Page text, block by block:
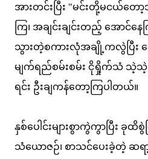
အားတင်းပြီး "မင်းတို့မငယ်တော့
ကြ၊ အချင်းချင်းတည့် အော
သွားတဲ့စကားလုံအချို့ကလွဲပြီး
မျက်ရည်စမ်းစမ်း ငိုရှိုက်သံ သဲ့သဲ့က
ရင်း ဦးချကန်တော့ကြပါတယ်။
နှစ်ပေါင်းများစွာကွဲကွာပြီး ခု
သံယောဇဉ်၊ စာသင်ပေးခဲ့တဲ့ ဆရ